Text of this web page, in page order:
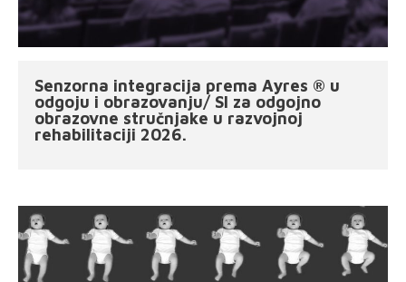
Senzorna integracija prema Ayres ® u
odgoju i obrazovanju/ SI za odgojno
obrazovne stručnjake u razvojnoj
rehabilitaciji 2026.